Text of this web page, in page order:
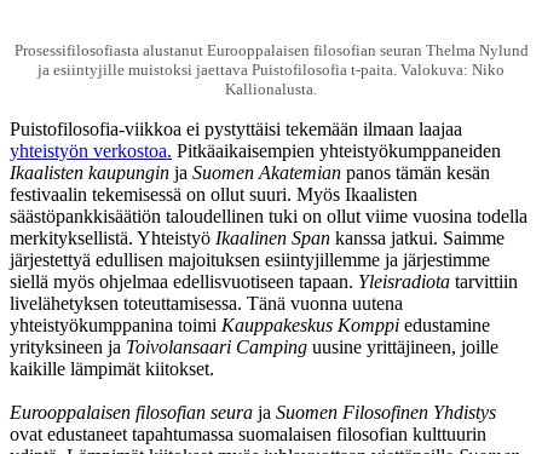
Prosessifilosofiasta alustanut Eurooppalaisen filosofian seuran Thelma Nylund
ja esiintyjille muistoksi jaettava Puistofilosofia t-paita. Valokuva: Niko
Kallionalusta.
Puistofilosofia-viikkoa ei pystyttäisi tekemään ilmaan laajaa
yhteistyön verkostoa. Pitkäaikaisempien yhteistyökumppaneiden
Ikaalisten kaupungin ja Suomen Akatemian panos tämän kesän
festivaalin tekemisessä on ollut suuri. Myös Ikaalisten
säästöpankkisäätiön taloudellinen tuki on ollut viime vuosina todella
merkityksellistä. Yhteistyö Ikaalinen Span kanssa jatkui. Saimme
järjestettyä edullisen majoituksen esiintyjillemme ja järjestimme
siellä myös ohjelmaa edellisvuotiseen tapaan. Yleisradiota tarvittiin
livelähetyksen toteuttamisessa. Tänä vuonna uutena
yhteistyökumppanina toimi Kauppakeskus Komppi edustamine
yrityksineen ja Toivolansaari Camping uusine yrittäjineen, joille
kaikille lämpimät kiitokset.
Eurooppalaisen filosofian seura ja Suomen Filosofinen Yhdistys
ovat edustaneet tapahtumassa suomalaisen filosofian kulttuurin